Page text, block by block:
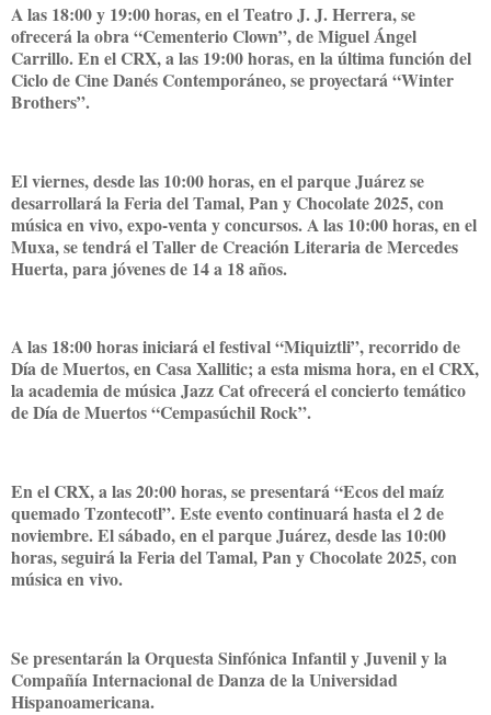
A las 18:00 y 19:00 horas, en el Teatro J. J. Herrera, se
ofrecerá la obra “Cementerio Clown”, de Miguel Ángel
Carrillo. En el CRX, a las 19:00 horas, en la última función del
Ciclo de Cine Danés Contemporáneo, se proyectará “Winter
Brothers”.
El viernes, desde las 10:00 horas, en el parque Juárez se
desarrollará la Feria del Tamal, Pan y Chocolate 2025, con
música en vivo, expo-venta y concursos. A las 10:00 horas, en el
Muxa, se tendrá el Taller de Creación Literaria de Mercedes
Huerta, para jóvenes de 14 a 18 años.
A las 18:00 horas iniciará el festival “Miquiztli”, recorrido de
Día de Muertos, en Casa Xallitic; a esta misma hora, en el CRX,
la academia de música Jazz Cat ofrecerá el concierto temático
de Día de Muertos “Cempasúchil Rock”.
En el CRX, a las 20:00 horas, se presentará “Ecos del maíz
quemado Tzontecotl”. Este evento continuará hasta el 2 de
noviembre. El sábado, en el parque Juárez, desde las 10:00
horas, seguirá la Feria del Tamal, Pan y Chocolate 2025, con
música en vivo.
Se presentarán la Orquesta Sinfónica Infantil y Juvenil y la
Compañía Internacional de Danza de la Universidad
Hispanoamericana.